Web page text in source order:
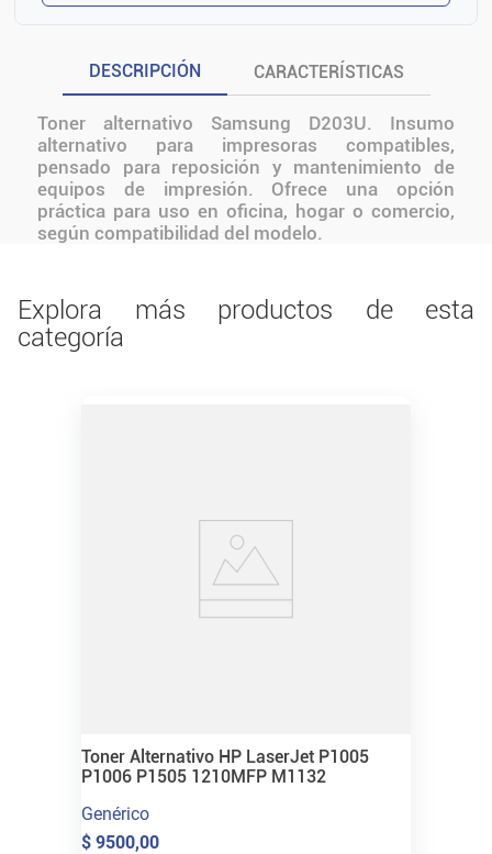
DESCRIPCIÓN CARACTERÍSTICAS
Toner alternativo Samsung D203U. Insumo
alternativo para impresoras compatibles,
pensado para reposición y mantenimiento de
equipos de impresión. Ofrece una opción
práctica para uso en oficina, hogar o comercio,
según compatibilidad del modelo.
Explora más productos de esta
categoría
Toner Alternativo HP LaserJet P1005
P1006 P1505 1210MFP M1132
Genérico
$ 9500,00